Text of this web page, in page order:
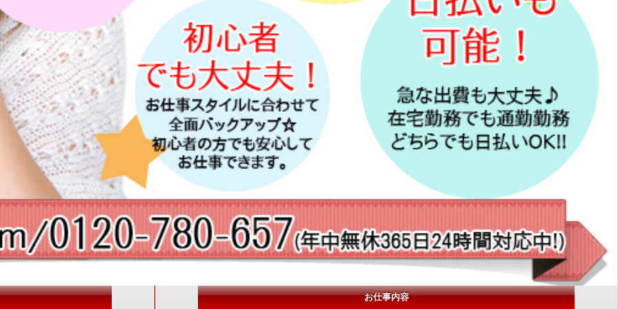
お仕事内容